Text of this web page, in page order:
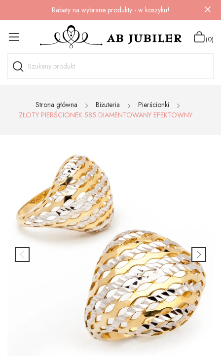
Rabaty na wybrane produkty - w koszyku!
(0)
Strona główna Biżuteria
Pierścionki
ZŁOTY PIERŚCIONEK 585 DIAMENTOWANY EFEKTOWNY